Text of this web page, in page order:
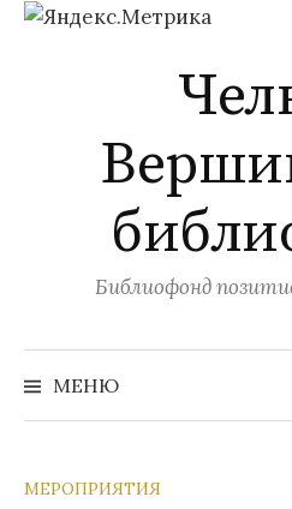
Библиофонд
МЕНЮ
МЕРОПРИЯТИЯ